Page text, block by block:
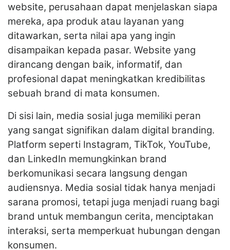
website, perusahaan dapat menjelaskan siapa
mereka, apa produk atau layanan yang
ditawarkan, serta nilai apa yang ingin
disampaikan kepada pasar. Website yang
dirancang dengan baik, informatif, dan
profesional dapat meningkatkan kredibilitas
sebuah brand di mata konsumen.
Di sisi lain, media sosial juga memiliki peran
yang sangat signifikan dalam digital branding.
Platform seperti Instagram, TikTok, YouTube,
dan LinkedIn memungkinkan brand
berkomunikasi secara langsung dengan
audiensnya. Media sosial tidak hanya menjadi
sarana promosi, tetapi juga menjadi ruang bagi
brand untuk membangun cerita, menciptakan
interaksi, serta memperkuat hubungan dengan
konsumen.